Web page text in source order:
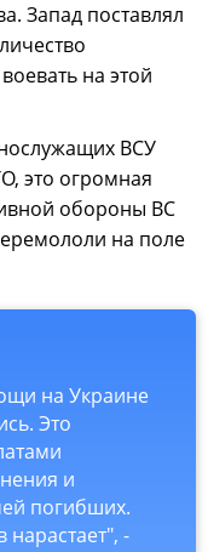
Запад поставлял
на этой
ВСУ
это огромная
обороны ВС
на поле
на Украине
Это
и
погибших.
-